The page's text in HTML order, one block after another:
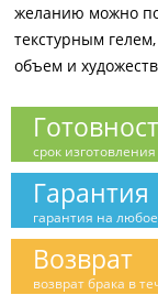
желанию можно
текстурным
объем и
срок
Гарантия
гарантия на
Возврат
возврат брака в